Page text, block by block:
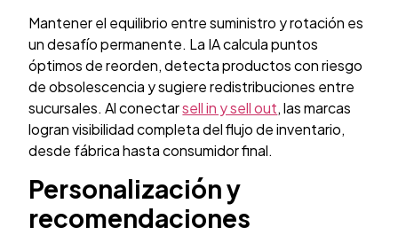
Mantener el equilibrio entre suministro y rotación es
un desafío permanente. La IA calcula puntos
óptimos de reorden, detecta productos con riesgo
de obsolescencia y sugiere redistribuciones entre
sucursales. Al conectarsell in y sell out, las marcas
logran visibilidad completa del flujo de inventario,
desde fábrica hasta consumidor final.
Personalización y
recomendaciones